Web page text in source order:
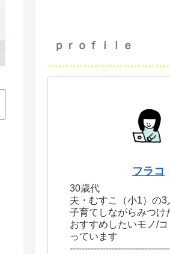
ｐｒｏｆｉｌｅ
フラコ
30歳代
夫・むすこ（小1）の3
子育てしながらみつけ
おすすめしたいモノ/
っています